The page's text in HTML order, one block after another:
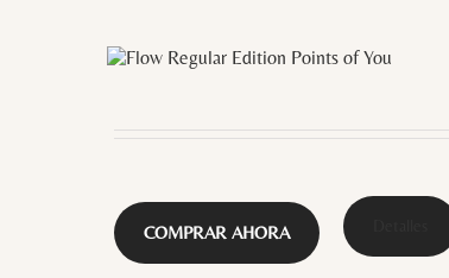
COMPRAR AHORA